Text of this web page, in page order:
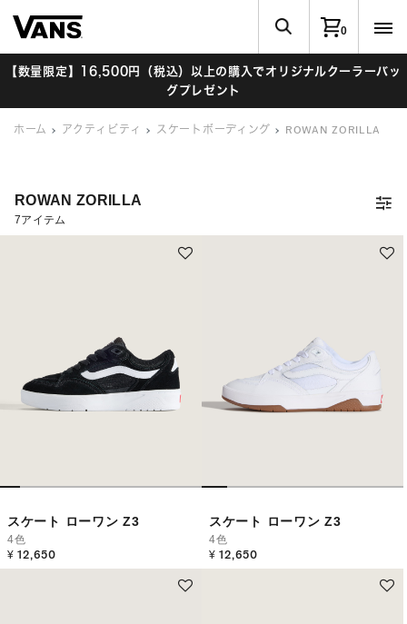
0
【数量限定】16,500円（税込）以上の購入でオリジナルクーラーバッ
グプレゼント
ホーム アクティビティ スケートボーディング ROWAN ZORILLA
ROWAN ZORILLA
スケート ローワン Z3
4色
¥ 12,650
スケート ローワン Z3
4色
¥ 12,650